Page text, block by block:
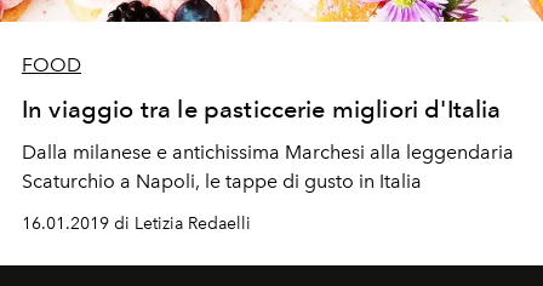
FOOD
In viaggio tra le pasticcerie migliori d'Italia
Dalla milanese e antichissima Marchesi alla leggendaria
Scaturchio a Napoli, le tappe di gusto in Italia
16.01.2019 di Letizia Redaelli